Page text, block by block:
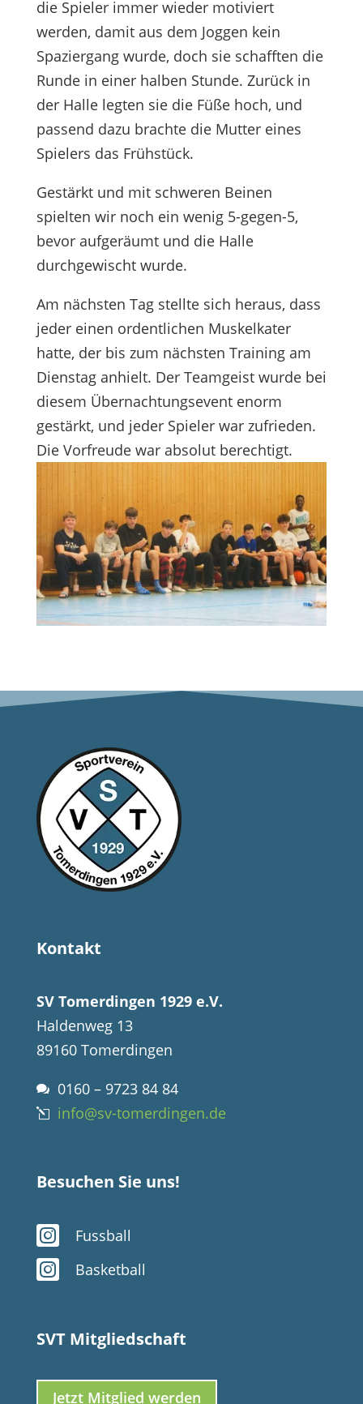
die Spieler immer wieder motiviert
werden, damit aus dem Joggen kein
Spaziergang wurde, doch sie schafften die
Runde in einer halben Stunde. Zurück in
der Halle legten sie die Füße hoch, und
passend dazu brachte die Mutter eines
Spielers das Frühstück.
Gestärkt und mit schweren Beinen
spielten wir noch ein wenig 5-gegen-5,
bevor aufgeräumt und die Halle
durchgewischt wurde.
Am nächsten Tag stellte sich heraus, dass
jeder einen ordentlichen Muskelkater
hatte, der bis zum nächsten Training am
Dienstag anhielt. Der Teamgeist wurde bei
diesem Übernachtungsevent enorm
gestärkt, und jeder Spieler war zufrieden.
Die Vorfreude war absolut berechtigt.
Kontakt
SV Tomerdingen 1929 e.V.
Haldenweg 13
89160 Tomerdingen
 0160 – 9723 84 84
l info@sv-tomerdingen.de
Besuchen Sie uns!
 Fussball
 Basketball
SVT Mitgliedschaft
Jetzt Mitglied werden